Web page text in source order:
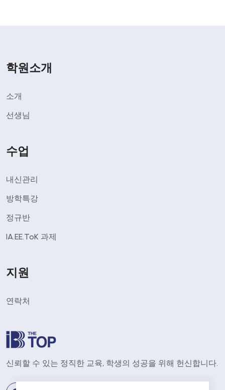
학원소개
소개
선생님
수업
내신관리
방학특강
정규반
IA.EE.ToK 과제
지원
연락처
신뢰할 수 있는 정직한 교육, 학생의 성공을 위해 헌신합니다.